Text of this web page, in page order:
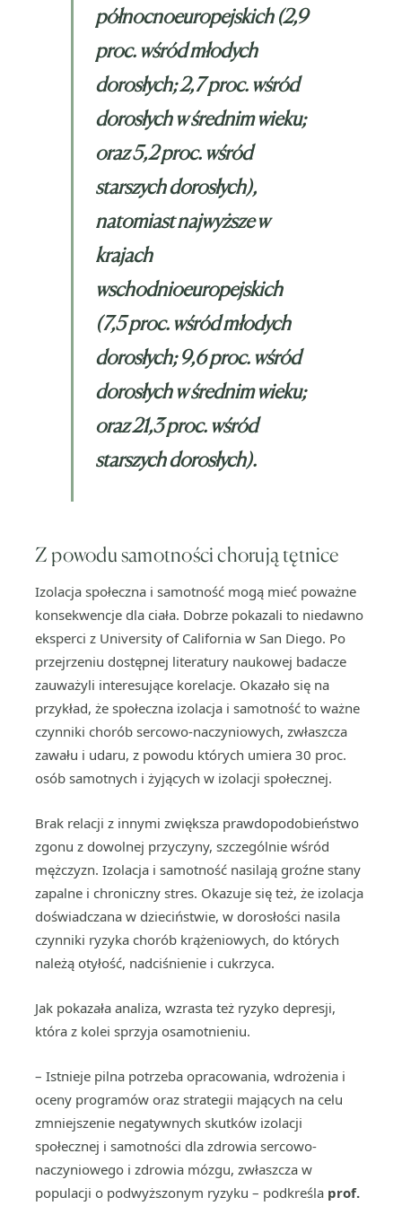
północnoeuropejskich (2,9
proc. wśród młodych
dorosłych; 2,7 proc. wśród
dorosłych w średnim wieku;
oraz 5,2 proc. wśród
starszych dorosłych),
natomiast najwyższe w
krajach
wschodnioeuropejskich
(7,5 proc. wśród młodych
dorosłych; 9,6 proc. wśród
dorosłych w średnim wieku;
oraz 21,3 proc. wśród
starszych dorosłych).
Z powodu samotności chorują tętnice
Izolacja społeczna i samotność mogą mieć poważne
konsekwencje dla ciała. Dobrze pokazali to niedawno
eksperci z University of California w San Diego. Po
przejrzeniu dostępnej literatury naukowej badacze
zauważyli interesujące korelacje. Okazało się na
przykład, że społeczna izolacja i samotność to ważne
czynniki chorób sercowo-naczyniowych, zwłaszcza
zawału i udaru, z powodu których umiera 30 proc.
osób samotnych i żyjących w izolacji społecznej.
Brak relacji z innymi zwiększa prawdopodobieństwo
zgonu z dowolnej przyczyny, szczególnie wśród
mężczyzn. Izolacja i samotność nasilają groźne stany
zapalne i chroniczny stres. Okazuje się też, że izolacja
doświadczana w dzieciństwie, w dorosłości nasila
czynniki ryzyka chorób krążeniowych, do których
należą otyłość, nadciśnienie i cukrzyca.
Jak pokazała analiza, wzrasta też ryzyko depresji,
która z kolei sprzyja osamotnieniu.
– Istnieje pilna potrzeba opracowania, wdrożenia i
oceny programów oraz strategii mających na celu
zmniejszenie negatywnych skutków izolacji
społecznej i samotności dla zdrowia sercowo-
naczyniowego i zdrowia mózgu, zwłaszcza w
populacji o podwyższonym ryzyku – podkreśla prof.